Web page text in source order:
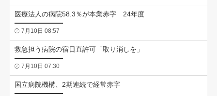
医療法人の病院58.3％が本業赤字 24年度
7月10日 08:57
救急担う病院の宿日直許可「取り消しを」
7月10日 07:30
国立病院機構、2期連続で経常赤字